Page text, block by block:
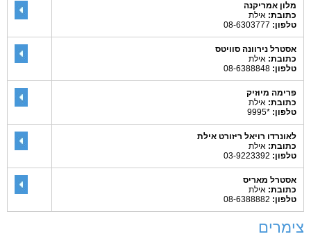
מלון אמריקנה
כתובת: אילת
טלפון:
אסטרל נירוונה סוויטס
כתובת: אילת
טלפון:
פרימה מיוזיק
כתובת: אילת
טלפון: *9995
לאונרדו רויאל ריזורט אילת
כתובת: אילת
טלפון:
אסטרל מאריס
כתובת: אילת
טלפון:
צימרים